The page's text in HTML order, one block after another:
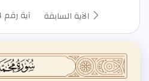
الآية السابقة آية رقم 24